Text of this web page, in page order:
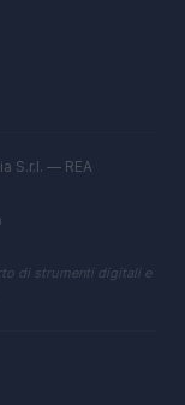
S.r.l. — REA
di strumenti digitali e